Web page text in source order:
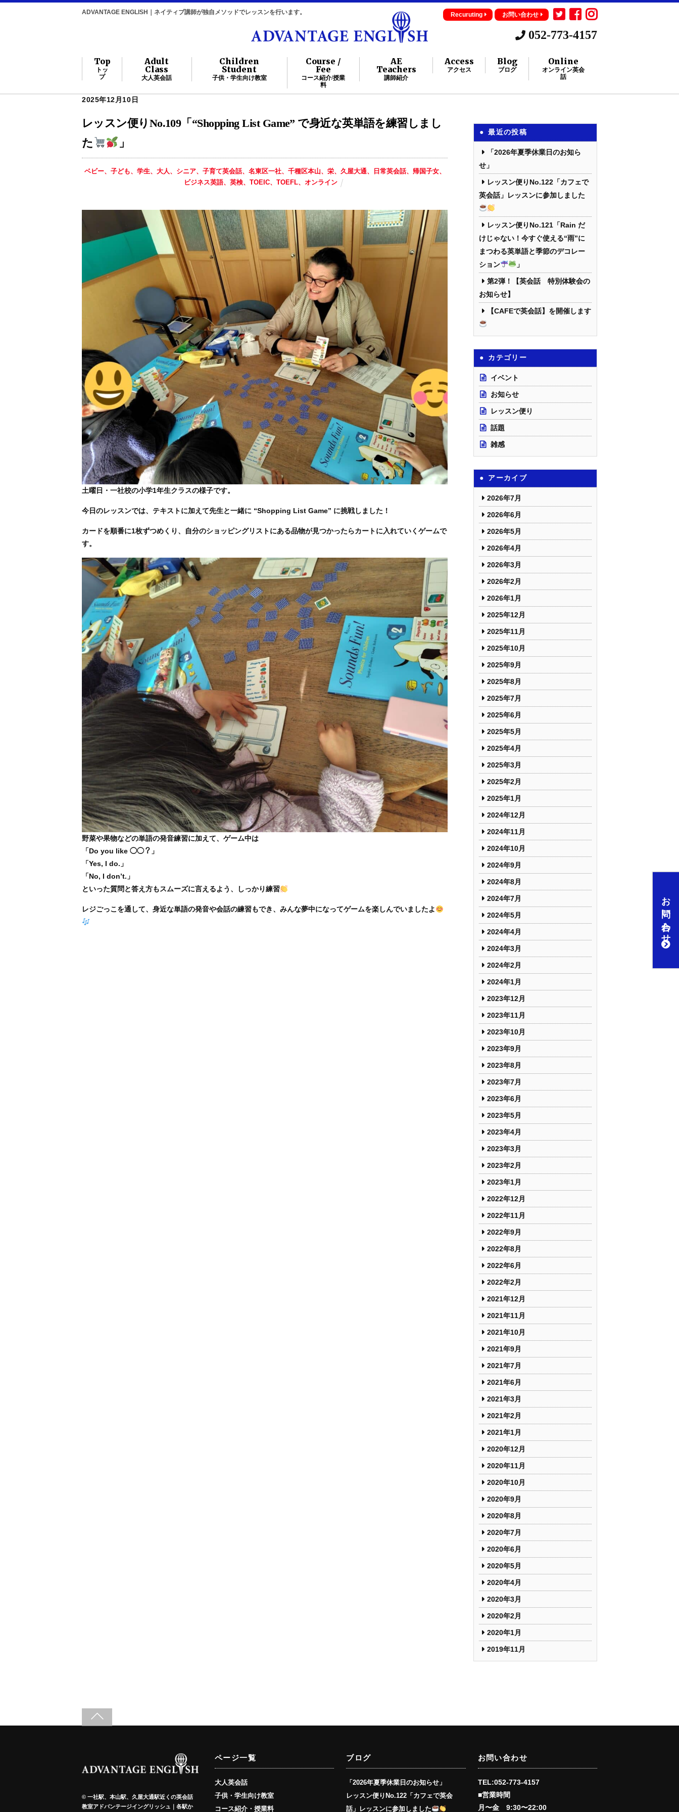
ADVANTAGE ENGLISH｜ネイティブ講師が独自メソッドでレッスンを行います。 Recuruting お問い合わせ
052-773-4157
お問い合わせ
Top
トッ
プ
Adult
Class
大人英会話
Children
Student
子供・学生向け教室
Course /
Fee
コース紹介/授業
料
AE
Teachers
講師紹介
Access
アクセス
Blog
ブログ
Online
オンライン英会
話
2025年12月10日
レッスン便りNo.109「“Shopping List Game” で身近な英単語を練習しまし
た
」
ベビー、子ども、学生、大人、シニア、子育て英会話、名東区一社、千種区本山、栄、久屋大通、日常英会話、帰国子女、
ビジネス英語、英検、TOEIC、TOEFL、オンライン
土曜日・一社校の小学1年生クラスの様子です。
今日のレッスンでは、テキストに加えて先生と一緒に “Shopping List Game” に挑戦しました！
カードを順番に1枚ずつめくり、自分のショッピングリストにある品物が見つかったらカートに入れていくゲームで
す。
野菜や果物などの単語の発音練習に加えて、ゲーム中は
「Do you like ◯◯？」
「Yes, I do.」
「No, I don’t.」
といった質問と答え方もスムーズに言えるよう、しっかり練習
レジごっこを通して、身近な単語の発音や会話の練習もでき、みんな夢中になってゲームを楽しんでいましたよ
最近の投稿
「2026年夏季休業日のお知ら
せ」
レッスン便りNo.122「カフェで
英会話」レッスンに参加しました
レッスン便りNo.121「Rain だ
けじゃない！今すぐ使える“雨”に
まつわる英単語と季節のデコレー
ション
」
第2弾！【英会話 特別体験会の
お知らせ】
【CAFEで英会話】を開催します
カテゴリー
イベント
お知らせ
レッスン便り
話題
雑感
アーカイブ
2026年7月
2026年6月
2026年5月
2026年4月
2026年3月
2026年2月
2026年1月
2025年12月
2025年11月
2025年10月
2025年9月
2025年8月
2025年7月
2025年6月
2025年5月
2025年4月
2025年3月
2025年2月
2025年1月
2024年12月
2024年11月
2024年10月
2024年9月
2024年8月
2024年7月
2024年5月
2024年4月
2024年3月
2024年2月
2024年1月
2023年12月
2023年11月
2023年10月
2023年9月
2023年8月
2023年7月
2023年6月
2023年5月
2023年4月
2023年3月
2023年2月
2023年1月
2022年12月
2022年11月
2022年9月
2022年8月
2022年6月
2022年2月
2021年12月
2021年11月
2021年10月
2021年9月
2021年7月
2021年6月
2021年3月
2021年2月
2021年1月
2020年12月
2020年11月
2020年10月
2020年9月
2020年8月
2020年7月
2020年6月
2020年5月
2020年4月
2020年3月
2020年2月
2020年1月
2019年11月
© 一社駅、本山駅、久屋大通駅近くの英会話
教室アドバンテージイングリッシュ｜各駅か
ページ一覧
大人英会話
子供・学生向け教室
コース紹介・授業料
ブログ
「2026年夏季休業日のお知らせ」
レッスン便りNo.122「カフェで英会
話」レッスンに参加しました
お問い合わせ
TEL:052-773-4157
■営業時間
月〜金 9:30〜22:00